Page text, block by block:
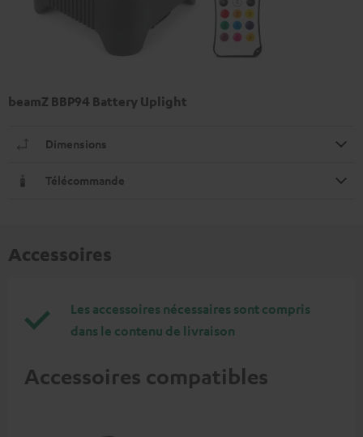
beamZ BBP94 Battery Uplight
Dimensions
Télécommande
Accessoires
Les accessoires nécessaires sont compris
dans le contenu de livraison
Accessoires compatibles